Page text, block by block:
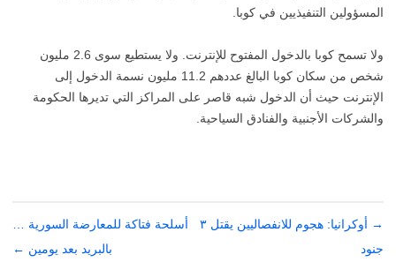
المسؤولين التنفيذيين في كوبا.
ولا تسمح كوبا بالدخول المفتوح للإنترنت. ولا يستطيع سوى 2.6 مليون
شخص من سكان كوبا البالغ عددهم 11.2 مليون نسمة الدخول إلى
الإنترنت حيث أن الدخول شبه قاصر على المراكز التي تديرها الحكومة
والشركات الأجنبية والفنادق السياحية.
تصفّح
المقالات
→
أوكرانيا: هجوم للانفصاليين يقتل ٣
جنود
أسلحة فتاكة للمعارضة السورية …
بالبريد بعد يومين ←